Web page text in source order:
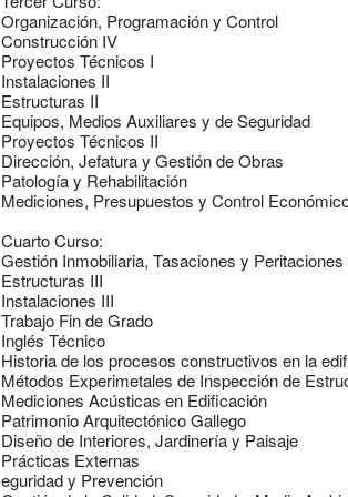
Organización, Programación y Control
Construcción IV
Proyectos Técnicos I
Instalaciones II
Estructuras II
Equipos, Medios Auxiliares y de Seguridad
Proyectos Técnicos II
Dirección, Jefatura y Gestión de Obras
Patología y Rehabilitación
Mediciones, Presupuestos y Control
Cuarto Curso:
Gestión Inmobiliaria, Tasaciones y Peritaciones
Estructuras III
Instalaciones III
Trabajo Fin de Grado
Inglés Técnico
Historia de los procesos constructivos en la
Métodos Experimetales de Inspección de
Mediciones Acústicas en Edificación
Patrimonio Arquitectónico Gallego
Diseño de Interiores, Jardinería y Paisaje
Prácticas Externas
eguridad y Prevención